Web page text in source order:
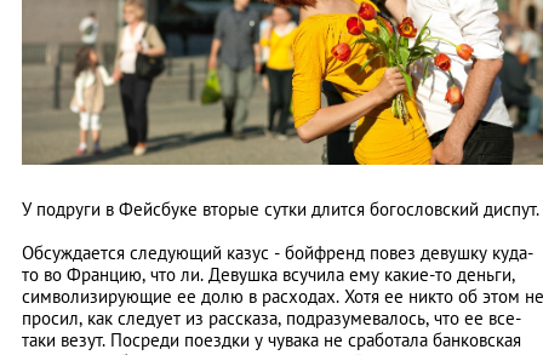
У подруги в Фейсбуке вторые сутки длится богословский диспут.
Обсуждается следующий казус - бойфренд повез девушку куда-
то во Францию, что ли. Девушка всучила ему какие-то деньги,
символизирующие ее долю в расходах. Хотя ее никто об этом не
просил, как следует из рассказа, подразумевалось, что ее все-
таки везут. Посреди поездки у чувака не сработала банковская